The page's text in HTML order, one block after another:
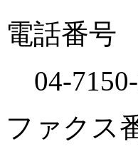
電話番号
04-
ファクス